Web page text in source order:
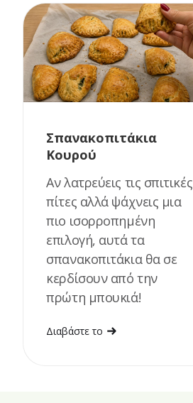
Σπανακοπιτάκια
Κουρού
Αν λατρεύεις τις σπιτικές
πίτες αλλά ψάχνεις μια
πιο ισορροπημένη
επιλογή, αυτά τα
σπανακοπιτάκια θα σε
κερδίσουν από την
πρώτη μπουκιά!
Διαβάστε το